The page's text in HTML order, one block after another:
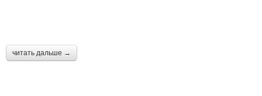
читать дальше →